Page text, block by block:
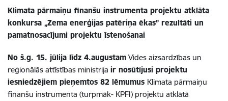
Klimata pārmaiņu finanšu instrumenta projektu atklāta
konkursa „Zema enerģijas patēriņa ēkas” rezultāti un
pamatnosacījumi projektu īstenošanai
No š.g. 15. jūlija līdz 4.augustam Vides aizsardzības un
reģionālās attīstības ministrija ir nosūtījusi projektu
iesniedzējiem pieņemtos 82 lēmumus Klimata pārmaiņu
finanšu instrumenta (turpmāk- KPFI) projektu atklātā